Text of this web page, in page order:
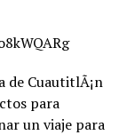
de CuautitlÃ¡n
para
un viaje para